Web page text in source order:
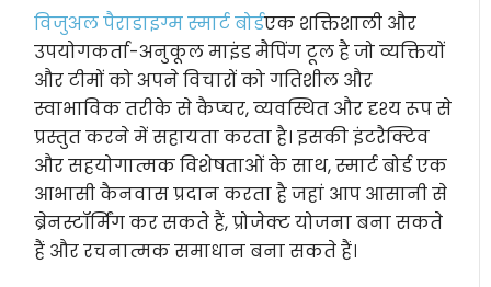
विजुअल पैराडाइग्म स्मार्ट बोर्डएक शक्तिशाली और
उपयोगकर्ता-अनुकूल माइंड मैपिंग टूल है जो व्यक्तियों
और टीमों को अपने विचारों को गतिशील और
स्वाभाविक तरीके से कैप्चर, व्यवस्थित और दृश्य रूप से
प्रस्तुत करने में सहायता करता है। इसकी इंटरैक्टिव
और सहयोगात्मक विशेषताओं के साथ, स्मार्ट बोर्ड एक
आभासी कैनवास प्रदान करता है जहां आप आसानी से
ब्रेनस्टॉर्मिंग कर सकते हैं, प्रोजेक्ट योजना बना सकते
हैं और रचनात्मक समाधान बना सकते हैं।